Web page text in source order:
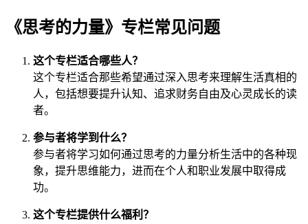
《思考的力量》专栏常见问题
这个专栏适合哪些人？
这个专栏适合那些希望通过深入思考来理解生活真相的
人，包括想要提升认知、追求财务自由及心灵成长的读
者。
参与者将学到什么？
参与者将学习如何通过思考的力量分析生活中的各种现
象，提升思维能力，进而在个人和职业发展中取得成
功。
这个专栏提供什么福利？